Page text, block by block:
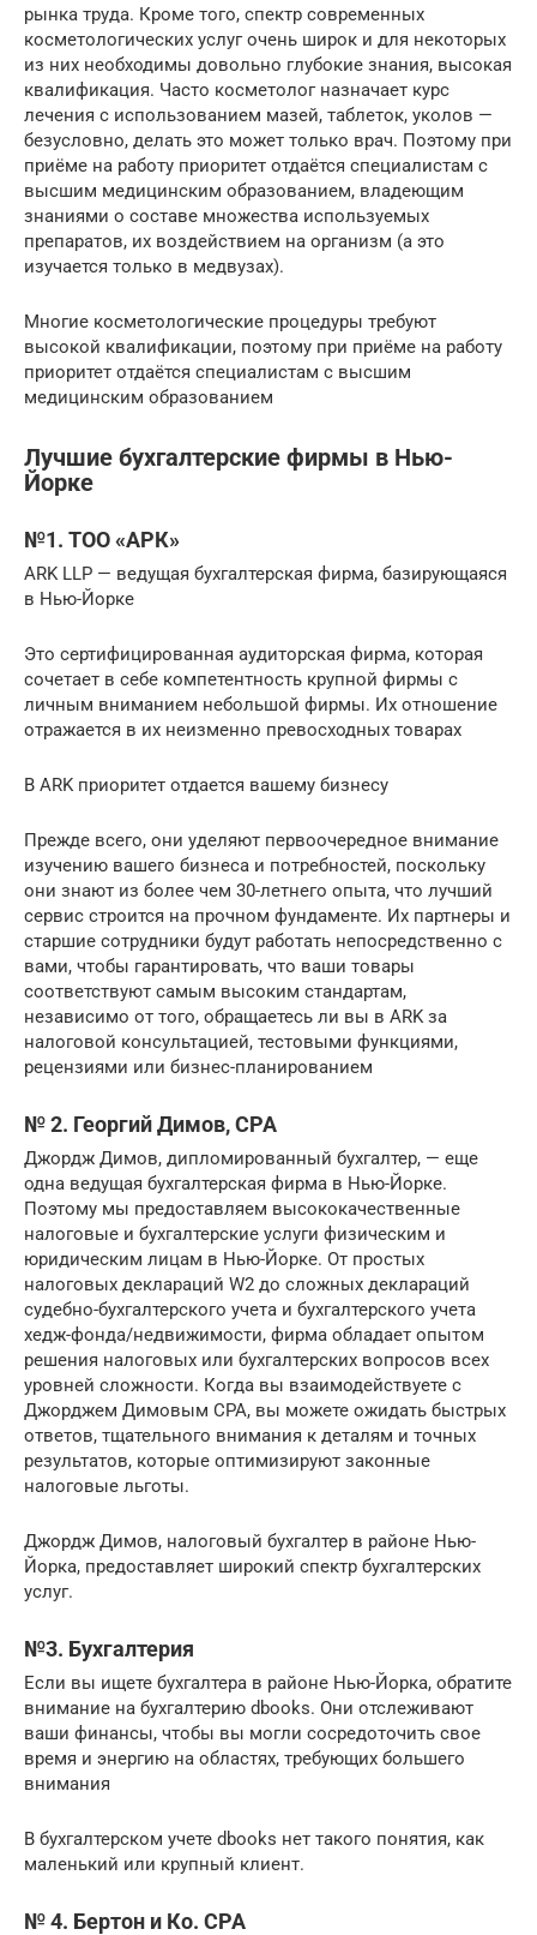
рынка труда. Кроме того, спектр современных
косметологических услуг очень широк и для некоторых
из них необходимы довольно глубокие знания, высокая
квалификация. Часто косметолог назначает курс
лечения с использованием мазей, таблеток, уколов —
безусловно, делать это может только врач. Поэтому при
приёме на работу приоритет отдаётся специалистам с
высшим медицинским образованием, владеющим
знаниями о составе множества используемых
препаратов, их воздействием на организм (а это
изучается только в медвузах).
Многие косметологические процедуры требуют
высокой квалификации, поэтому при приёме на работу
приоритет отдаётся специалистам с высшим
медицинским образованием
Лучшие бухгалтерские фирмы в Нью-
Йорке
№1. ТОО «АРК»
ARK LLP — ведущая бухгалтерская фирма, базирующаяся
в Нью-Йорке
Это сертифицированная аудиторская фирма, которая
сочетает в себе компетентность крупной фирмы с
личным вниманием небольшой фирмы. Их отношение
отражается в их неизменно превосходных товарах
В ARK приоритет отдается вашему бизнесу
Прежде всего, они уделяют первоочередное внимание
изучению вашего бизнеса и потребностей, поскольку
они знают из более чем 30-летнего опыта, что лучший
сервис строится на прочном фундаменте. Их партнеры и
старшие сотрудники будут работать непосредственно с
вами, чтобы гарантировать, что ваши товары
соответствуют самым высоким стандартам,
независимо от того, обращаетесь ли вы в ARK за
налоговой консультацией, тестовыми функциями,
рецензиями или бизнес-планированием
№ 2. Георгий Димов, CPA
Джордж Димов, дипломированный бухгалтер, — еще
одна ведущая бухгалтерская фирма в Нью-Йорке.
Поэтому мы предоставляем высококачественные
налоговые и бухгалтерские услуги физическим и
юридическим лицам в Нью-Йорке. От простых
налоговых деклараций W2 до сложных деклараций
судебно-бухгалтерского учета и бухгалтерского учета
хедж-фонда/недвижимости, фирма обладает опытом
решения налоговых или бухгалтерских вопросов всех
уровней сложности. Когда вы взаимодействуете с
Джорджем Димовым CPA, вы можете ожидать быстрых
ответов, тщательного внимания к деталям и точных
результатов, которые оптимизируют законные
налоговые льготы.
Джордж Димов, налоговый бухгалтер в районе Нью-
Йорка, предоставляет широкий спектр бухгалтерских
услуг.
№3. Бухгалтерия
Если вы ищете бухгалтера в районе Нью-Йорка, обратите
внимание на бухгалтерию dbooks. Они отслеживают
ваши финансы, чтобы вы могли сосредоточить свое
время и энергию на областях, требующих большего
внимания
В бухгалтерском учете dbooks нет такого понятия, как
маленький или крупный клиент.
№ 4. Бертон и Ко. CPA